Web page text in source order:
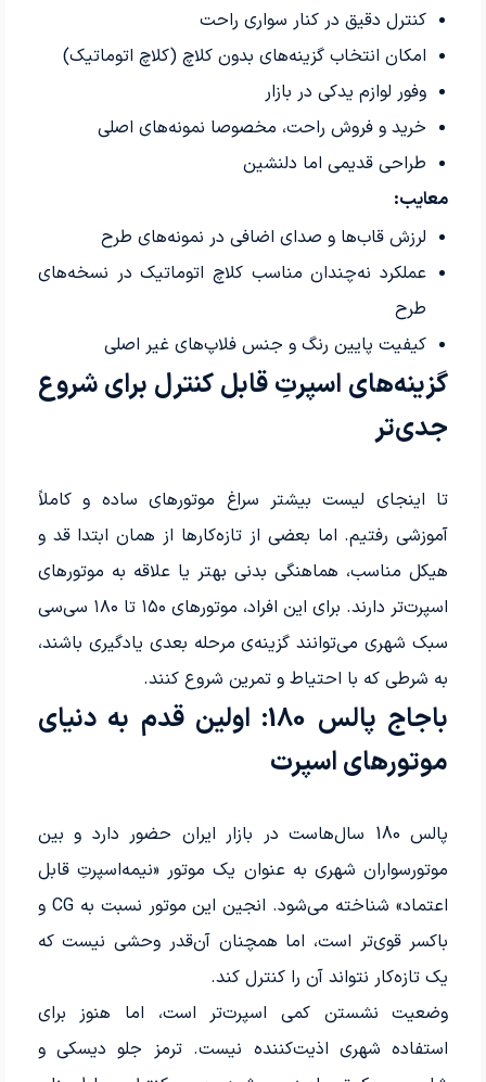
کنترل دقیق در کنار سواری راحت
امکان انتخاب گزینه‌های بدون کلاچ (کلاچ اتوماتیک)
وفور لوازم یدکی در بازار
خرید و فروش راحت، مخصوصا نمونه‌های اصلی
طراحی قدیمی اما دلنشین
معایب:
لرزش قاب‌ها و صدای اضافی در نمونه‌های طرح
عملکرد نه‌چندان مناسب کلاچ اتوماتیک در نسخه‌های
طرح
کیفیت پایین رنگ و جنس فلاپ‌های غیر اصلی
گزینه‌های اسپرتِ قابل کنترل برای شروع
جدی‌تر
تا اینجای لیست بیشتر سراغ موتورهای ساده و کاملاً
آموزشی رفتیم. اما بعضی از تازه‌کارها از همان ابتدا قد و
هیکل مناسب، هماهنگی بدنی بهتر یا علاقه به موتورهای
اسپرت‌تر دارند. برای این افراد، موتورهای ۱۵۰ تا ۱۸۰ سی‌سی
سبک شهری می‌توانند گزینه‌ی مرحله‌ بعدی یادگیری باشند،
به شرطی که با احتیاط و تمرین شروع کنند.
باجاج پالس 180: اولین قدم به دنیای
موتورهای اسپرت
پالس 180 سال‌هاست در بازار ایران حضور دارد و بین
موتورسواران شهری به عنوان یک موتور «نیمه‌اسپرتِ قابل
اعتماد» شناخته می‌شود. انجین این موتور نسبت به CG و
باکسر قوی‌تر است، اما همچنان آن‌قدر وحشی نیست که
یک تازه‌کار نتواند آن را کنترل کند.
وضعیت نشستن کمی اسپرت‌تر است، اما هنوز برای
استفاده شهری اذیت‌کننده نیست. ترمز جلو دیسکی و